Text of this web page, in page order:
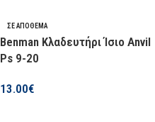
ΣΕ ΑΠΌΘΕΜΑ
Benman Κλαδευτήρι Ίσιο Anvil
Ps 9-20
13.00€